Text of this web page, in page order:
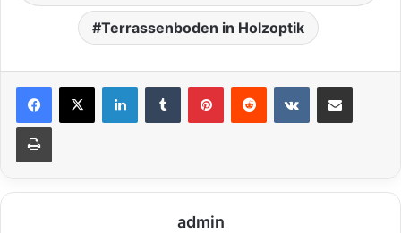
Terrassenboden in Holzoptik
admin